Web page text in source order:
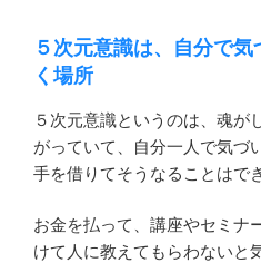
５次元意識は、自分で
く場所
５次元意識というのは、魂が
がっていて、自分一人で気づ
手を借りてそうなることはで
お金を払って、講座やセミナ
けて人に教えてもらわないと